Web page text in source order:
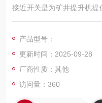
接近开关是为矿井提升机
多种设备行程控制及位置检
产品型号：
更新时间：2025-09-28
厂商性质：其他
访问量：360